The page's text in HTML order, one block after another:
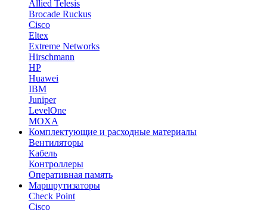
Allied Telesis
Brocade Ruckus
Cisco
Eltex
Extreme Networks
Hirschmann
HP
Huawei
IBM
Juniper
LevelOne
MOXA
Комплектующие и расходные материалы
Вентиляторы
Кабель
Контроллеры
Оперативная память
Маршрутизаторы
Check Point
Cisco